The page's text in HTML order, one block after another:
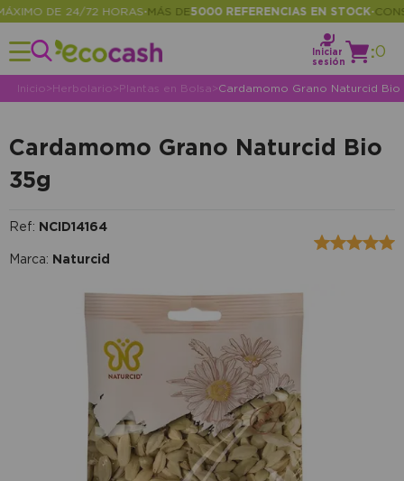
DE 24/72 HORAS•MÁS DE 5000 REFERENCIAS EN STOCK•
Iniciar
sesión
:0
Inicio>Herbolario>Plantas en Bolsa>Cardamomo Grano Naturcid Bio
Cardamomo Grano Naturcid Bio
35g
Ref: NCID14164
Marca: Naturcid